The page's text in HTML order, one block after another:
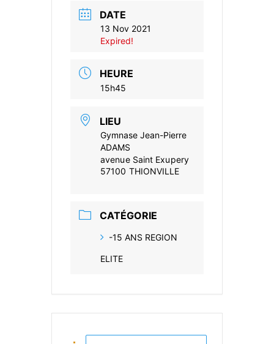
DATE
13 Nov 2021
Expired!
HEURE
15h45
LIEU
Gymnase Jean-Pierre
ADAMS
avenue Saint Exupery
57100 THIONVILLE
CATÉGORIE
-15 ANS REGION
ELITE